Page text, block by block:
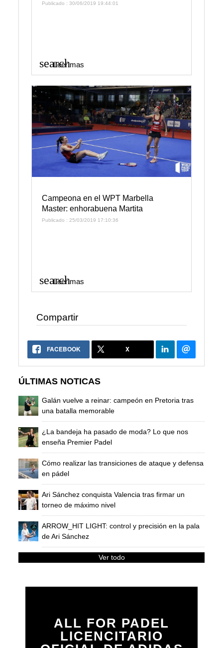
Publicado : 30/06/2019 19:44:01
search
Leer mas
Campeona en el WPT Marbella
Master: enhorabuena Martita
Publicado : 25/03/2019 17:10:36
search
Leer mas
Compartir
FACEBOOK X
ÚLTIMAS NOTICAS
Galán vuelve a reinar: campeón en Pretoria tras
una batalla memorable
¿La bandeja ha pasado de moda? Lo que nos
enseña Premier Padel
Cómo realizar las transiciones de ataque y defensa
en pádel
Ari Sánchez conquista Valencia tras firmar un
torneo de máximo nivel
ARROW_HIT LIGHT: control y precisión en la pala
de Ari Sánchez
Ver todo
ALL FOR PADEL
LICENCITARIO